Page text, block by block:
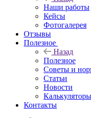
Наши работы
Кейсы
Фотогалерея
Отзывы
Полезное
Назад
Полезное
Советы и
Статьи
Новости
Контакты